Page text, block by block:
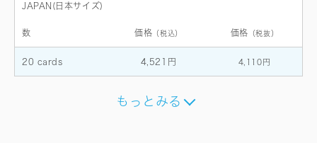
JAPAN(日本サイズ)
数 価格 （税込） 価格 （税抜）
20 cards 4,521円 4,110円
もっとみる